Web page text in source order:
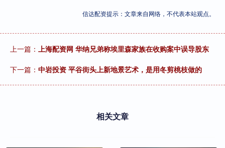
信达配资提示：文章来自网络，不代表本站观点。
上一篇： 上海配资网 华纳兄弟称埃里森家族在收购案中误导股东
下一篇： 中岩投资 平谷街头上新地景艺术，是用冬剪桃枝做的
相关文章